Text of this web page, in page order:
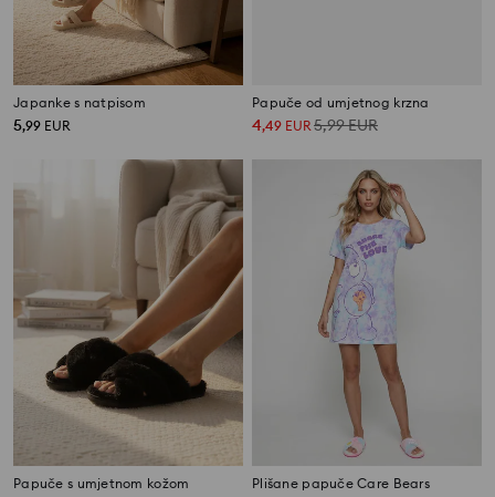
Japanke s natpisom
5,99 EUR
Papuče od umjetnog krzna
4,49 EUR 5,99EUR
Papuče s umjetnom kožom Plišane papuče Care Bears